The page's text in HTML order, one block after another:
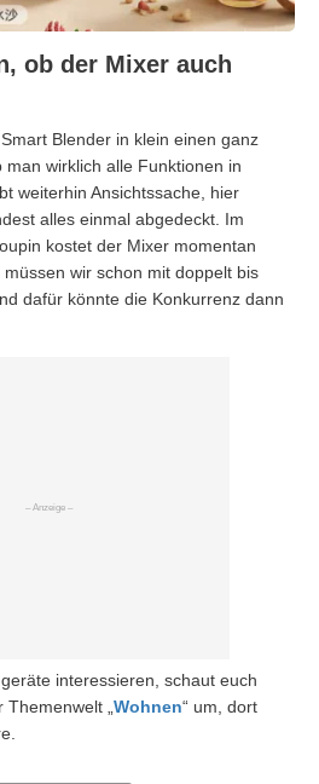
ob der Mixer auch
Blender in klein einen ganz
wirklich alle Funktionen in
weiterhin Ansichtssache, hier
alles einmal abgedeckt. Im
kostet der Mixer momentan
wir schon mit doppelt bis
dafür könnte die Konkurrenz dann
interessieren, schaut euch
„ Wohnen“ um, dort